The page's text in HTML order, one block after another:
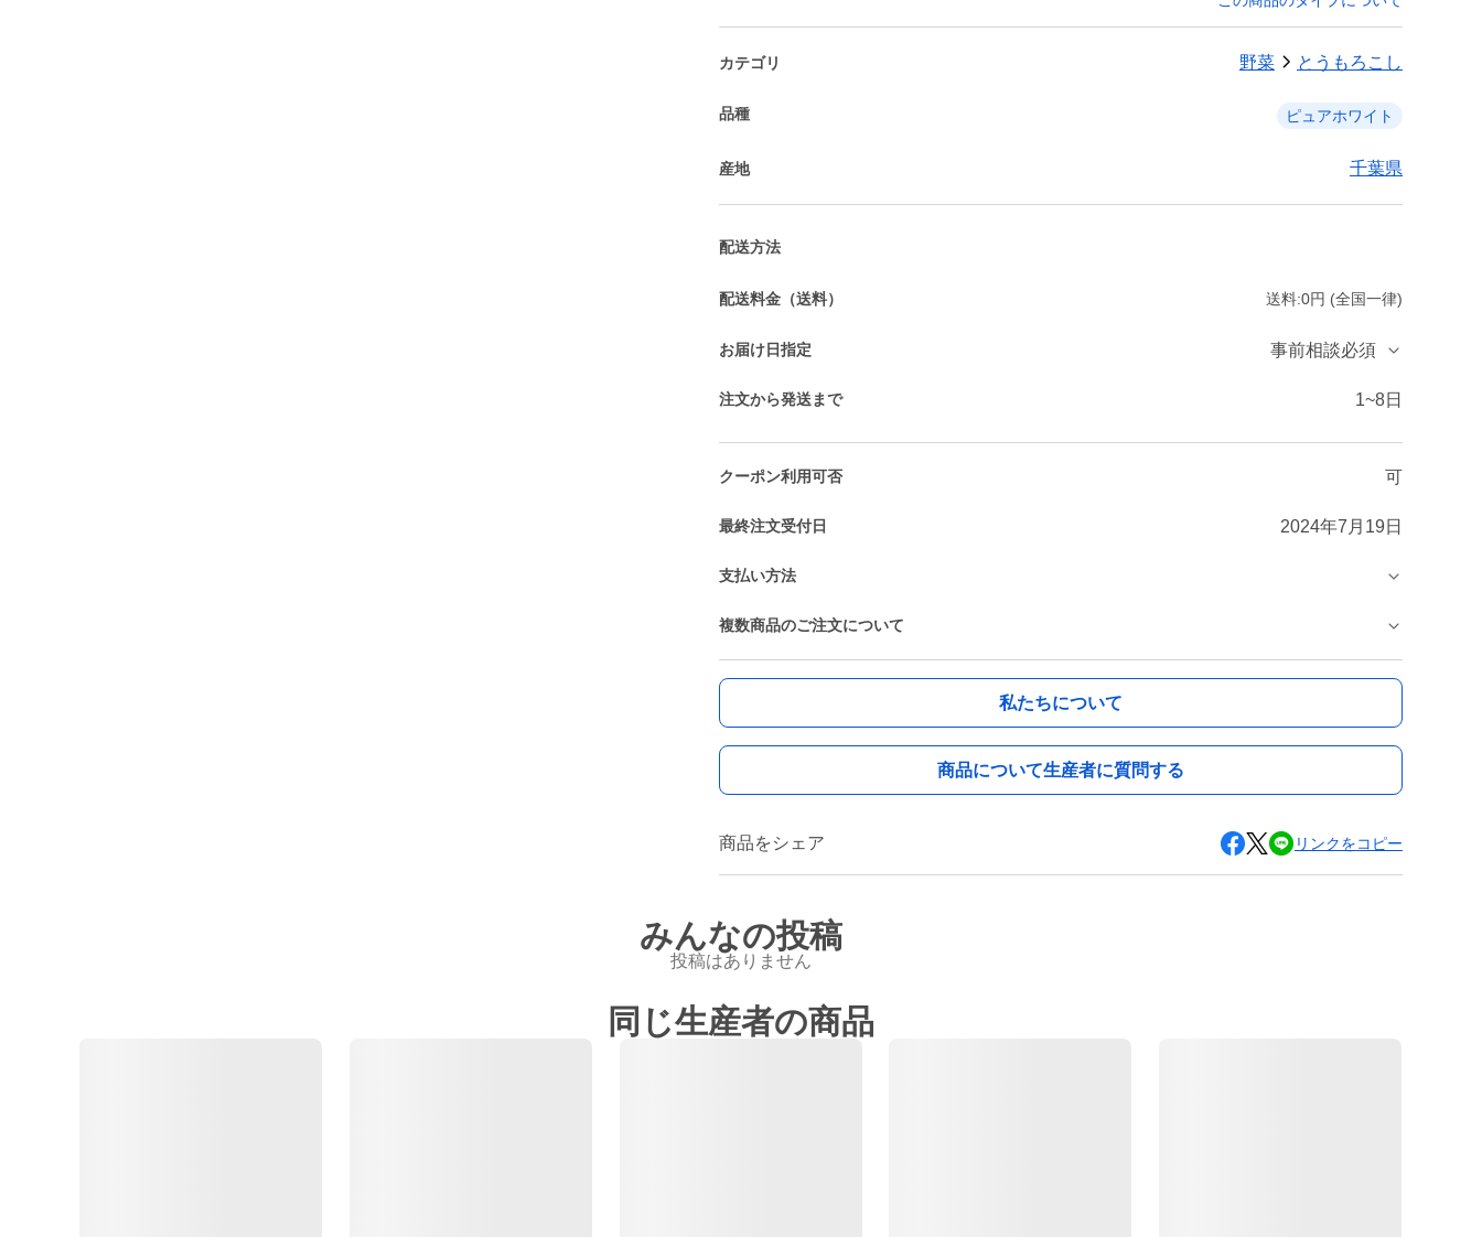
カテゴリ 野菜 とうもろこし
品種 ピュアホワイト
産地 千葉県
配送方法
配送料金（送料） 送料:0円 (全国一律)
お届け日指定 事前相談必須
注文から発送まで 1~8日
クーポン利用可否 可
最終注文受付日 2024年7月19日
支払い方法
複数商品のご注文について
私たちについて
商品について生産者に質問する
商品をシェア リンクをコピー
みんなの投稿
投稿はありません
同じ生産者の商品